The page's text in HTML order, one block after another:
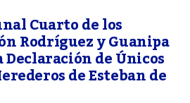
Cuarto de los
Rodríguez y Guanipa
de Únicos
de Esteban de